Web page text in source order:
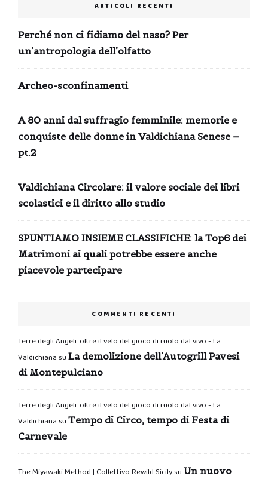
ARTICOLI RECENTI
Perché non ci fidiamo del naso? Per
un’antropologia dell’olfatto
Archeo-sconfinamenti
A 80 anni dal suffragio femminile: memorie e
conquiste delle donne in Valdichiana Senese –
pt.2
Valdichiana Circolare: il valore sociale dei libri
scolastici e il diritto allo studio
SPUNTIAMO INSIEME CLASSIFICHE: la Top6 dei
Matrimoni ai quali potrebbe essere anche
piacevole partecipare
COMMENTI RECENTI
Terre degli Angeli: oltre il velo del gioco di ruolo dal vivo - La
Valdichiana su La demolizione dell’Autogrill Pavesi
di Montepulciano
Terre degli Angeli: oltre il velo del gioco di ruolo dal vivo - La
Valdichiana su Tempo di Circo, tempo di Festa di
Carnevale
The Miyawaki Method | Collettivo Rewild Sicilysu Un nuovo